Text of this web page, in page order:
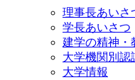
理事長あいさ
学長あいさつ
建学の精神・
大学機関別認
大学情報